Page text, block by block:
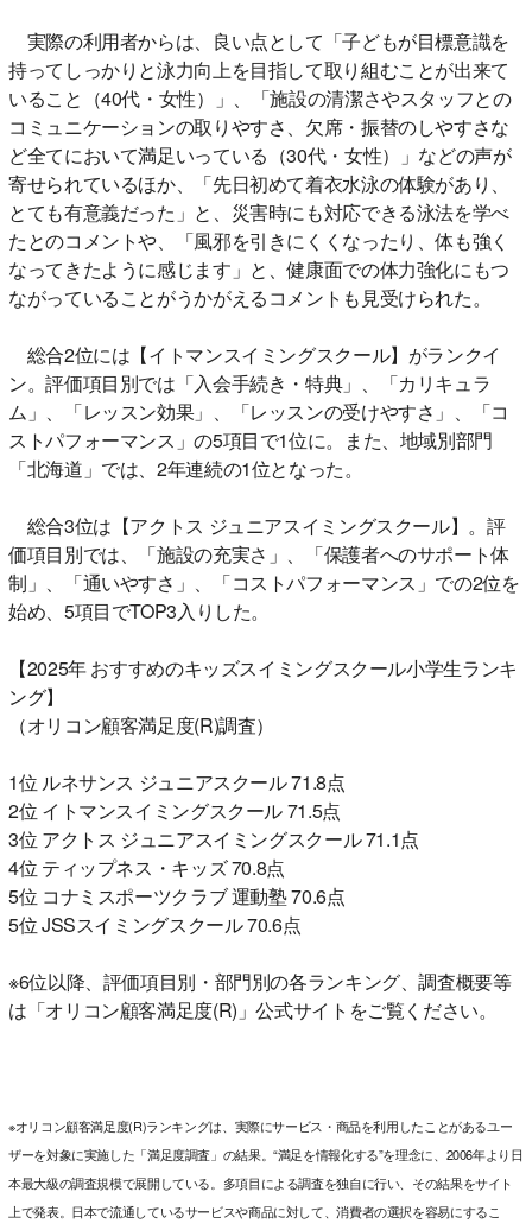
実際の利用者からは、良い点として「子どもが目標意識を
持ってしっかりと泳力向上を目指して取り組むことが出来て
いること（40代・女性）」、「施設の清潔さやスタッフとの
コミュニケーションの取りやすさ、欠席・振替のしやすさな
ど全てにおいて満足いっている（30代・女性）」などの声が
寄せられているほか、「先日初めて着衣水泳の体験があり、
とても有意義だった」と、災害時にも対応できる泳法を学べ
たとのコメントや、「風邪を引きにくくなったり、体も強く
なってきたように感じます」と、健康面での体力強化にもつ
ながっていることがうかがえるコメントも見受けられた。
総合2位には【イトマンスイミングスクール】がランクイ
ン。評価項目別では「入会手続き・特典」、「カリキュラ
ム」、「レッスン効果」、「レッスンの受けやすさ」、「コ
ストパフォーマンス」の5項目で1位に。また、地域別部門
「北海道」では、2年連続の1位となった。
総合3位は【アクトス ジュニアスイミングスクール】。評
価項目別では、「施設の充実さ」、「保護者へのサポート体
制」、「通いやすさ」、「コストパフォーマンス」での2位を
始め、5項目でTOP3入りした。
【2025年 おすすめのキッズスイミングスクール小学生ランキ
ング】
（オリコン顧客満足度(R)調査）
1位 ルネサンス ジュニアスクール 71.8点
2位 イトマンスイミングスクール 71.5点
3位 アクトス ジュニアスイミングスクール 71.1点
4位 ティップネス・キッズ 70.8点
5位 コナミスポーツクラブ 運動塾 70.6点
5位 JSSスイミングスクール 70.6点
※6位以降、評価項目別・部門別の各ランキング、調査概要等
は「オリコン顧客満足度(R)」公式サイトをご覧ください。
※オリコン顧客満足度(R)ランキングは、実際にサービス・商品を利用したことがあるユー
ザーを対象に実施した「満足度調査」の結果。“満足を情報化する”を理念に、2006年より日
本最大級の調査規模で展開している。多項目による調査を独自に行い、その結果をサイト
上で発表。日本で流通しているサービスや商品に対して、消費者の選択を容易にするこ